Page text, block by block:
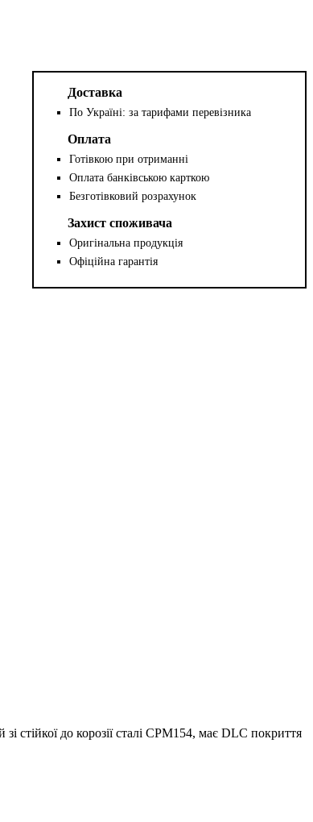
Доставка
По Україні: за тарифами перевізника
Оплата
Готівкою при отриманні
Оплата банківською карткою
Безготівковий розрахунок
Захист споживача
Оригінальна продукція
Офіційна гарантія
до корозії сталі CPM154, має DLC покриття